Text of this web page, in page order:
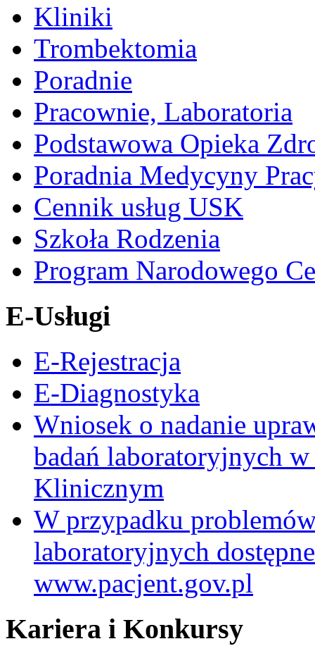
Kliniki
Trombektomia
Poradnie
Pracownie, Laboratoria
Podstawowa Opieka
Poradnia Medycyny
Cennik usług USK
Szkoła Rodzenia
Program Narodowego
E-Usługi
E-Rejestracja
E-Diagnostyka
Wniosek o nadanie
badań laboratoryjnych
Klinicznym
W przypadku
laboratoryjnych
www.pacjent.gov.pl
Kariera i Konkursy